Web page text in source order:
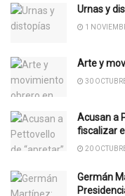
Urnas y
1
Arte y
30
Acusan a
fiscalizar
20
Germán